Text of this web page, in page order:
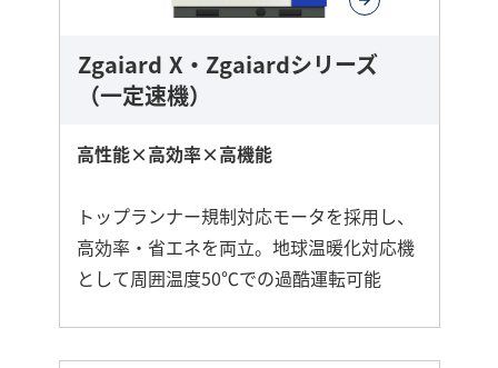
Zgaiard X・Zgaiardシリーズ
（一定速機）
高性能×高効率×高機能
トップランナー規制対応モータを採用し、
高効率・省エネを両立。地球温暖化対応機
として周囲温度50℃での過酷運転可能